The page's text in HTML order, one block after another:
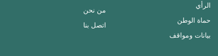
الرأي
حماة الوطن
بيانات ومواقف
من نحن
اتصل بنا